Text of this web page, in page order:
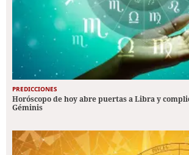
PREDICCIONES
Horóscopo de hoy abre puertas a Libra y
Géminis